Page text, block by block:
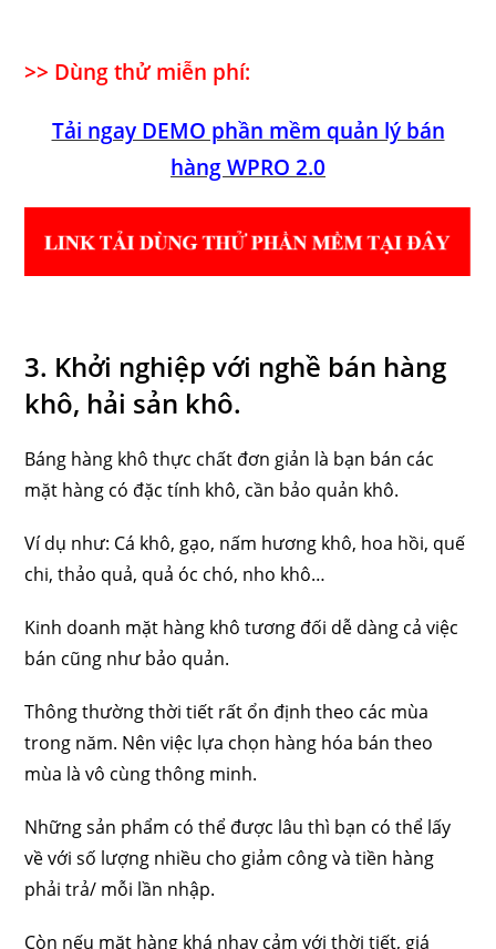
>> Dùng thử miễn phí:
Tải ngay DEMO phần mềm quản lý bán
hàng WPRO 2.0
3. Khởi nghiệp với nghề bán hàng
khô, hải sản khô.
Báng hàng khô thực chất đơn giản là bạn bán các
mặt hàng có đặc tính khô, cần bảo quản khô.
Ví dụ như: Cá khô, gạo, nấm hương khô, hoa hồi, quế
chi, thảo quả, quả óc chó, nho khô…
Kinh doanh mặt hàng khô tương đối dễ dàng cả việc
bán cũng như bảo quản.
Thông thường thời tiết rất ổn định theo các mùa
trong năm. Nên việc lựa chọn hàng hóa bán theo
mùa là vô cùng thông minh.
Những sản phẩm có thể được lâu thì bạn có thể lấy
về với số lượng nhiều cho giảm công và tiền hàng
phải trả/ mỗi lần nhập.
Còn nếu mặt hàng khá nhạy cảm với thời tiết, giá